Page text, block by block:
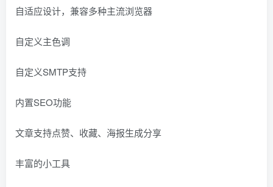
自适应设计，兼容多种主流浏览器
自定义主色调
自定义SMTP支持
内置SEO功能
文章支持点赞、收藏、海报生成分享
丰富的小工具